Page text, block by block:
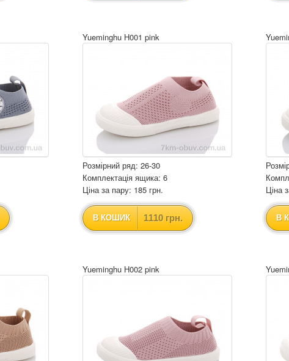
Yueminghu H001 pink
Розмірний ряд: 26-30
Комплектація ящика: 6
Ціна за пару: 185 грн.
В КОШИК 1110 грн.
Ціна
В
Yueminghu H002 pink